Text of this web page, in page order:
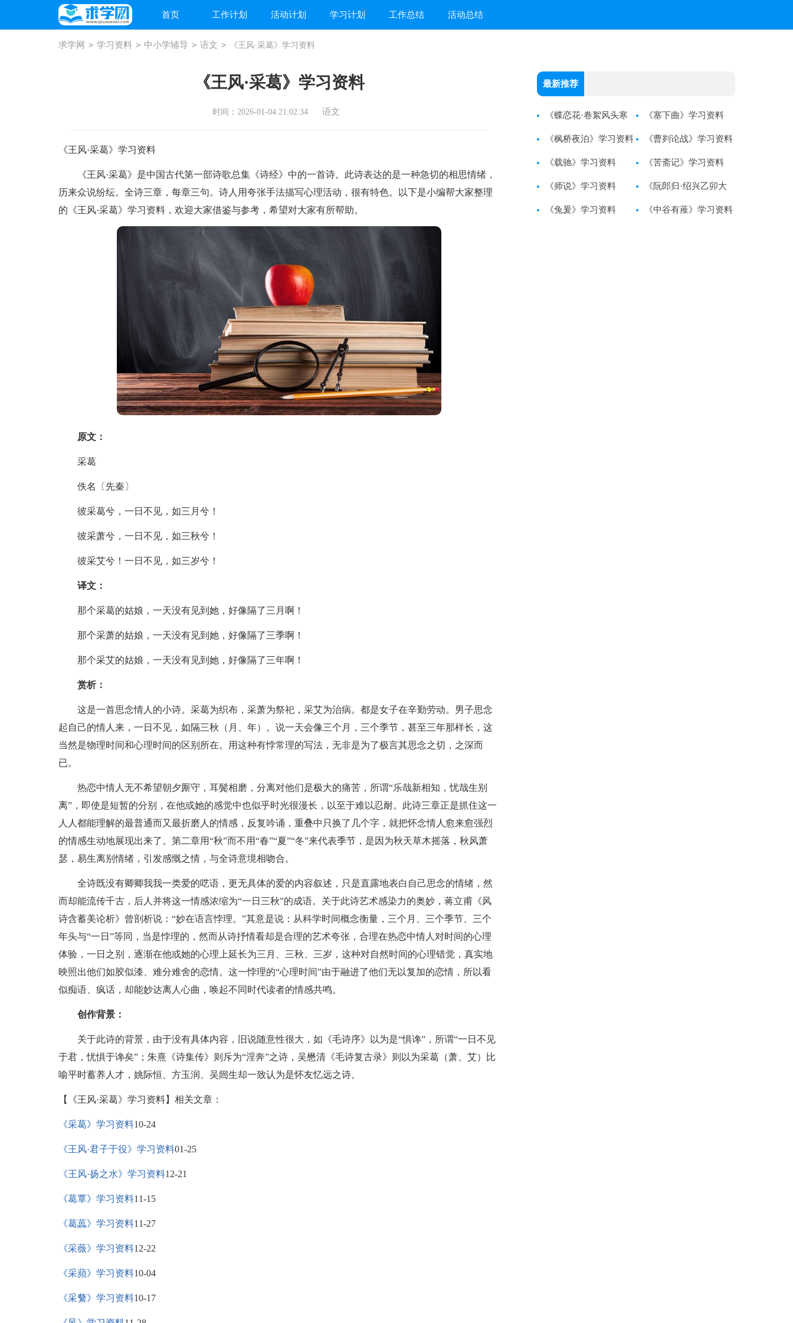
首页 工作计划 活动计划 学习计划 工作总结 活动总结
求学网 > 学习资料 > 中小学辅导 > 语文 > 《王风·采葛》学习资料
《王风·采葛》学习资料
时间：2026-01-04 21:02:34 语文
《王风·采葛》学习资料
《王风·采葛》是中国古代第一部诗歌总集《诗经》中的一首诗。此诗表达的是一种急切的相思情绪，
历来众说纷纭。全诗三章，每章三句。诗人用夸张手法描写心理活动，很有特色。以下是小编帮大家整理
的《王风·采葛》学习资料，欢迎大家借鉴与参考，希望对大家有所帮助。
原文：
采葛
佚名〔先秦〕
彼采葛兮，一日不见，如三月兮！
彼采萧兮，一日不见，如三秋兮！
彼采艾兮！一日不见，如三岁兮！
译文：
那个采葛的姑娘，一天没有见到她，好像隔了三月啊！
那个采萧的姑娘，一天没有见到她，好像隔了三季啊！
那个采艾的姑娘，一天没有见到她，好像隔了三年啊！
赏析：
这是一首思念情人的小诗。采葛为织布，采萧为祭祀，采艾为治病。都是女子在辛勤劳动。男子思念
起自己的情人来，一日不见，如隔三秋（月、年）。说一天会像三个月，三个季节，甚至三年那样长，这
当然是物理时间和心理时间的区别所在。用这种有悖常理的写法，无非是为了极言其思念之切，之深而
已。
热恋中情人无不希望朝夕厮守，耳鬓相磨，分离对他们是极大的痛苦，所谓“乐哉新相知，忧哉生别
离”，即使是短暂的分别，在他或她的感觉中也似乎时光很漫长，以至于难以忍耐。此诗三章正是抓住这一
人人都能理解的最普通而又最折磨人的情感，反复吟诵，重叠中只换了几个字，就把怀念情人愈来愈强烈
的情感生动地展现出来了。第二章用“秋”而不用“春”“夏”“冬”来代表季节，是因为秋天草木摇落，秋风萧
瑟，易生离别情绪，引发感慨之情，与全诗意境相吻合。
全诗既没有卿卿我我一类爱的呓语，更无具体的爱的内容叙述，只是直露地表白自己思念的情绪，然
而却能流传千古，后人并将这一情感浓缩为“一日三秋”的成语。关于此诗艺术感染力的奥妙，蒋立甫《风
诗含蓄美论析》曾剖析说：“妙在语言悖理。”其意是说：从科学时间概念衡量，三个月、三个季节、三个
年头与“一日”等同，当是悖理的，然而从诗抒情看却是合理的艺术夸张，合理在热恋中情人对时间的心理
体验，一日之别，逐渐在他或她的心理上延长为三月、三秋、三岁，这种对自然时间的心理错觉，真实地
映照出他们如胶似漆、难分难舍的恋情。这一悖理的“心理时间”由于融进了他们无以复加的恋情，所以看
似痴语、疯话，却能妙达离人心曲，唤起不同时代读者的情感共鸣。
创作背景：
关于此诗的背景，由于没有具体内容，旧说随意性很大，如《毛诗序》以为是“惧谗”，所谓“一日不见
于君，忧惧于谗矣”；朱熹《诗集传》则斥为“淫奔”之诗，吴懋清《毛诗复古录》则以为采葛（萧、艾）比
喻平时蓄养人才，姚际恒、方玉润、吴闿生却一致认为是怀友忆远之诗。
【《王风·采葛》学习资料】相关文章：
《采葛》学习资料10-24
《王风·君子于役》学习资料01-25
《王风·扬之水》学习资料12-21
《葛覃》学习资料11-15
《葛藟》学习资料11-27
《采薇》学习资料12-22
《采蘋》学习资料10-04
《采蘩》学习资料10-17
最新推荐
《蝶恋花·卷絮风头寒
欲尽》学习资料
《塞下曲》学习资料
《枫桥夜泊》学习资料 《曹刿论战》学习资料
《载驰》学习资料 《苦斋记》学习资料
《师说》学习资料 《阮郎归·绍兴乙卯大
雪行鄱阳道中》学习资料
《兔爰》学习资料 《中谷有蓷》学习资料